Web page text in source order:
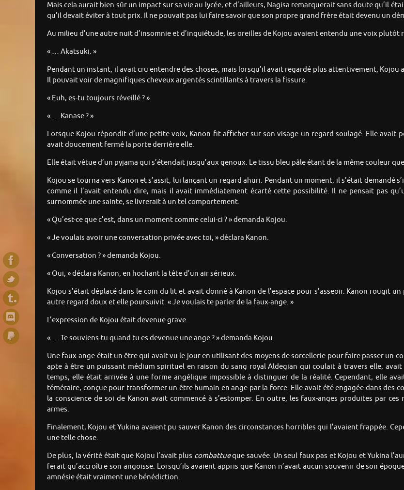
Mais cela aurait bien sûr un impact sur sa vie au lycée, et d’ailleurs, Nagisa remarquerait sans doute qu’il
qu’il devait éviter à tout prix. Il ne pouvait pas lui faire savoir que son propre grand frère était devenu un
Au milieu d’une autre nuit d’insomnie et d’inquiétude, les oreilles de Kojou avaient entendu une voix plutôt
« … Akatsuki. »
Pendant un instant, il avait cru entendre des choses, mais lorsqu’il avait regardé plus attentivement,
Il pouvait voir de magnifiques cheveux argentés scintillants à travers la fissure.
« Euh, es-tu toujours réveillé ? »
« … Kanase ? »
Lorsque Kojou répondit d’une petite voix, Kanon fit afficher sur son visage un regard soulagé. Elle avait
avait doucement fermé la porte derrière elle.
Elle était vêtue d’un pyjama qui s’étendait jusqu’aux genoux. Le tissu bleu pâle étant de la même couleur
Kojou se tourna vers Kanon et s’assit, lui lançant un regard ahuri. Pendant un moment, il s’était demandé
comme il l’avait entendu dire, mais il avait immédiatement écarté cette possibilité. Il ne pensait pas
surnommée une sainte, se livrerait à un tel comportement.
« Qu’est-ce que c’est, dans un moment comme celui-ci ? » demanda Kojou.
« Je voulais avoir une conversation privée avec toi, » déclara Kanon.
« Conversation ? » demanda Kojou.
« Oui, » déclara Kanon, en hochant la tête d’un air sérieux.
Kojou s’était déplacé dans le coin du lit et avait donné à Kanon de l’espace pour s’asseoir. Kanon rougit
autre regard doux et elle poursuivit. « Je voulais te parler de la faux-ange. »
L’expression de Kojou était devenue grave.
« … Te souviens-tu quand tu es devenue une ange ? » demanda Kojou.
Une faux-ange était un être qui avait vu le jour en utilisant des moyens de sorcellerie pour faire passer un
apte à être un puissant médium spirituel en raison du sang royal Aldegian qui coulait à travers elle,
temps, elle était arrivée à une forme angélique impossible à distinguer de la réalité. Cependant, elle
téméraire, conçue pour transformer un être humain en ange par la force. Elle avait été engagée dans des
la conscience de soi de Kanon avait commencé à s’estomper. En outre, les faux-anges produites par
armes.
Finalement, Kojou et Yukina avaient pu sauver Kanon des circonstances horribles qui l’avaient frappée.
une telle chose.
De plus, la vérité était que Kojou l’avait plus combattueque sauvée. Un seul faux pas et Kojou et Yukina
ferait qu’accroître son angoisse. Lorsqu’ils avaient appris que Kanon n’avait aucun souvenir de son
amnésie était vraiment une bénédiction.